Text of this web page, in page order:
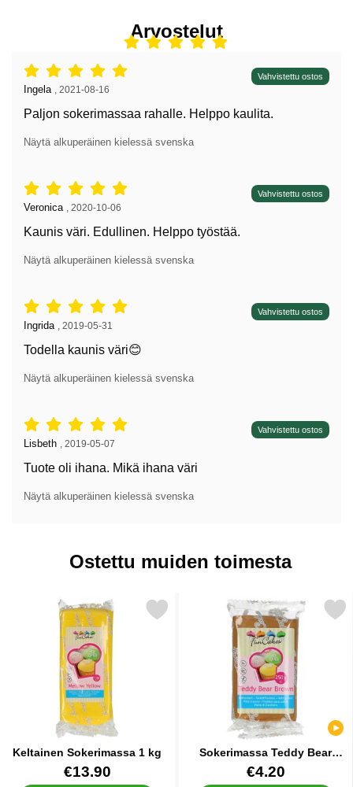
Arvostelut
Arvostelu: 5 tähdet / 5, Vahvistettu ostos
Arvostelun kirjoittaja:
Ingela 2021-08-16
Paljon sokerimassaa rahalle. Helppo kaulita.
Näytä alkuperäinen kielessä svenska
Arvostelu: 5 tähdet / 5, Vahvistettu ostos
Arvostelun kirjoittaja:
Veronica 2020-10-06
Kaunis väri. Edullinen. Helppo työstää.
Näytä alkuperäinen kielessä svenska
Arvostelu: 5 tähdet / 5, Vahvistettu ostos
Arvostelun kirjoittaja:
Ingrida 2019-05-31
Todella kaunis väri😊
Näytä alkuperäinen kielessä svenska
Arvostelu: 5 tähdet / 5, Vahvistettu ostos
Arvostelun kirjoittaja:
Lisbeth 2019-05-07
Tuote oli ihana. Mikä ihana väri
Näytä alkuperäinen kielessä svenska
Ostettu muiden toimesta
Keltainen Sokerimassa 1 kg
Tuote.nro 12542
€13.90
Merkitse keltainen Sokerimassa 1 kg suosikiksi
Sokerimassa Teddy Bear
Brown 250 g
Tuote.nro 16927
€4.20
Merkitse sokerimassa Teddy